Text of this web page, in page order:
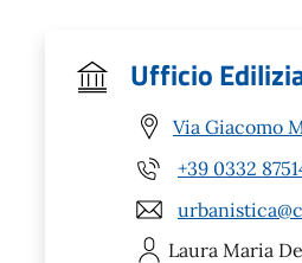
Ufficio
Via Giacomo
+39 0332
Laura Maria